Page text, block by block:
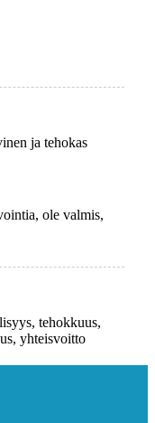
ja tehokas
ole valmis,
tehokkuus,
yhteisvoitto